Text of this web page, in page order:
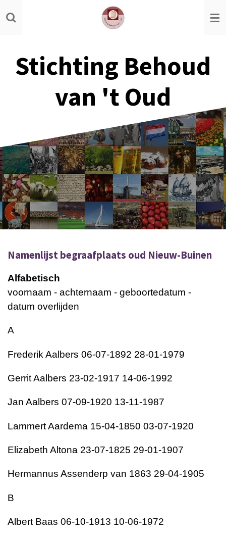
Ga
direct
hoofdinhoud
Stichting Behoud
van 't Oud
Namenlijst begraafplaats oud Nieuw-Buinen
Alfabetisch
voornaam - achternaam - geboortedatum -
datum overlijden
A
Frederik Aalbers 06-07-1892 28-01-1979
Gerrit Aalbers 23-02-1917 14-06-1992
Jan Aalbers 07-09-1920 13-11-1987
Lammert Aardema 15-04-1850 03-07-1920
Elizabeth Altona 23-07-1825 29-01-1907
Hermannus Assenderp van 1863 29-04-1905
B
Albert Baas 06-10-1913 10-06-1972